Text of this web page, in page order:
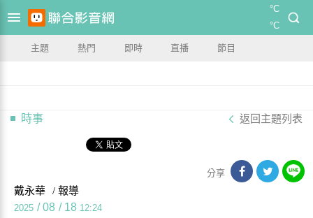
°C
°C
主題 熱門 即時 直播 節目
時事 返回主題列表
分享
戴永華 / 報導
2025 / 08 / 18 12:24